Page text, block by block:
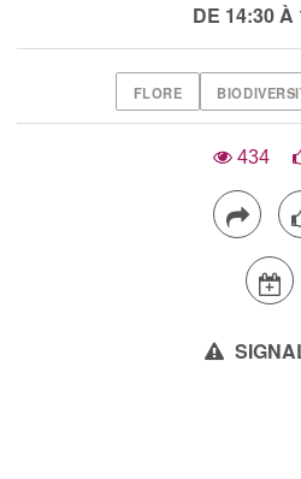
DE 14:30 À
FLORE
434